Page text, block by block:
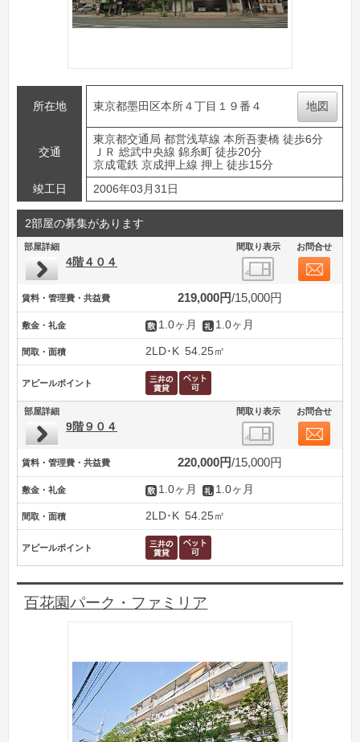
所在地 東京都墨田区本所４丁目１９番４ 地図
交通
東京都交通局 都営浅草線 本所吾妻橋 徒歩6分
ＪＲ 総武中央線 錦糸町 徒歩20分
京成電鉄 京成押上線 押上 徒歩15分
竣工日
2006年03月31日
2部屋の募集があります
部屋詳細 間取り表示 お問合せ
4階４０４
賃料・管理費・共益費 219,000円 15,000円
敷金・礼金 1.0ヶ月 1.0ヶ月
間取・面積 2LD･K 54.25㎡
アピールポイント
部屋詳細 間取り表示 お問合せ
9階９０４
賃料・管理費・共益費 220,000円 15,000円
敷金・礼金 1.0ヶ月 1.0ヶ月
間取・面積 2LD･K 54.25㎡
アピールポイント
百花園パーク・ファミリア